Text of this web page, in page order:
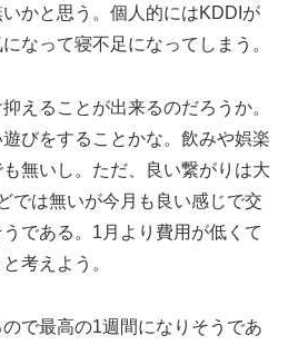
かと思う。個人的にはKDDIが
なって寝不足になってしまう。
えることが出来るのだろうか。
びをすることかな。飲みや娯楽
無いし。ただ、良い繋がりは大
では無いが今月も良い感じで交
である。1月より費用が低くて
考えよう。
で最高の1週間になりそうであ